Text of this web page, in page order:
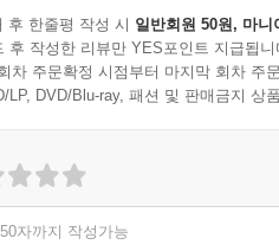
후 한줄평 작성 시 일반회원 50원, 마니
후 작성한 리뷰만 YES포인트 지급됩니
차 주문확정 시점부터 마지막 회차 주
LP, DVD/Blu-ray, 패션 및 판매금지 상
자까지 작성가능